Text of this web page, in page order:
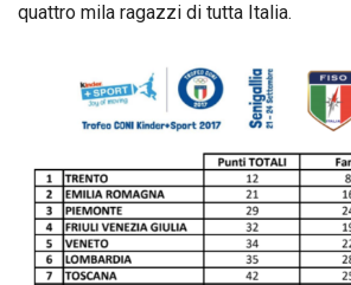
quattro mila ragazzi di tutta Italia.